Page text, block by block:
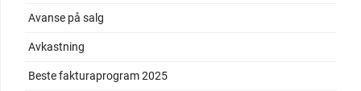
Avanse på salg
Avkastning
Beste fakturaprogram 2025